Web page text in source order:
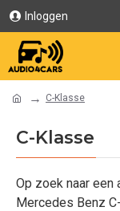
Inloggen
C-Klasse
C-Klasse
Op zoek naar
Mercedes Benz